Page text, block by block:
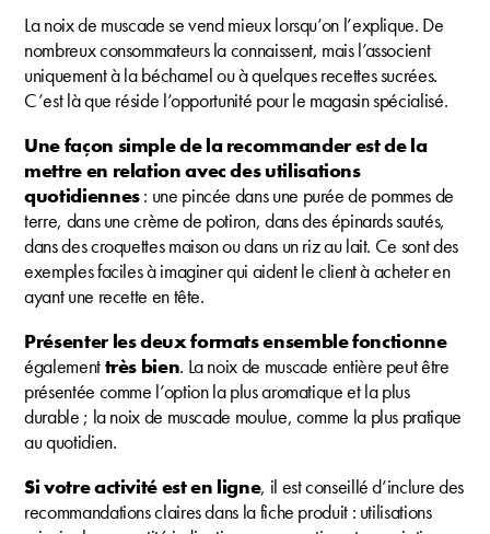
La noix de muscade se vend mieux lorsqu’on l’explique. De
nombreux consommateurs la connaissent, mais l’associent
uniquement à la béchamel ou à quelques recettes sucrées.
C’est là que réside l’opportunité pour le magasin spécialisé.
Une façon simple de la recommander est de la
mettre en relation avec des utilisations
quotidiennes: une pincée dans une purée de pommes de
terre, dans une crème de potiron, dans des épinards sautés,
dans des croquettes maison ou dans un riz au lait. Ce sont des
exemples faciles à imaginer qui aident le client à acheter en
ayant une recette en tête.
Présenter les deux formats ensemble fonctionne
égalementtrès bien. La noix de muscade entière peut être
présentée comme l’option la plus aromatique et la plus
durable ; la noix de muscade moulue, comme la plus pratique
au quotidien.
Si votre activité est en ligne, il est conseillé d’inclure des
recommandations claires dans la fiche produit : utilisations